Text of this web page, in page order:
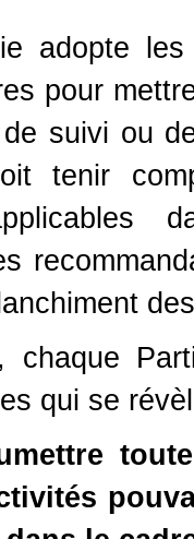
adopte les
pour
suivi ou
tenir
qui se